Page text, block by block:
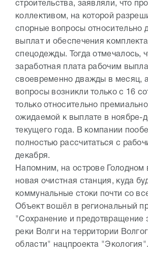
строительства, заявляли, что
коллективом, на которой
спорные вопросы относительно
выплат и обеспечения
спецодежды. Тогда отмечалось,
заработная плата рабочим
своевременно дважды в месяц,
вопросы возникли только с 16
только относительно
ожидаемой к выплате в ноябре-
текущего года. В компании
полностью рассчитаться с
декабря.
Напомним, на острове Голодном
новая очистная станция, куда
коммунальные стоки почти со
Объект вошёл в региональный
"Сохранение и предотвращение
реки Волги на территории
области" нацпроекта "Экология".